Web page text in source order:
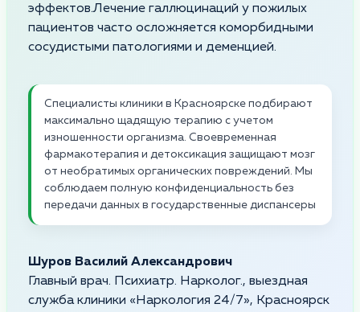
эффектов.Лечение галлюцинаций у пожилых
пациентов часто осложняется коморбидными
сосудистыми патологиями и деменцией.
Специалисты клиники в Красноярске подбирают
максимально щадящую терапию с учетом
изношенности организма. Своевременная
фармакотерапия и детоксикация защищают мозг
от необратимых органических повреждений. Мы
соблюдаем полную конфиденциальность без
передачи данных в государственные диспансеры
Шуров Василий Александрович
Главный врач. Психиатр. Нарколог., выездная
служба клиники «Наркология 24/7», Красноярск